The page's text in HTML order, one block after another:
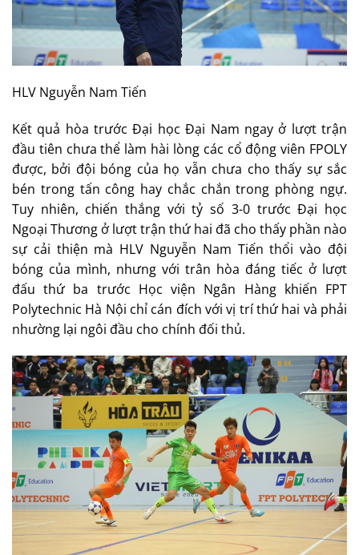
HLV Nguyễn Nam Tiến
Kết quả hòa trước Đại học Đại Nam ngay ở lượt trận
đầu tiên chưa thể làm hài lòng các cổ động viên FPOLY
được, bởi đội bóng của họ vẫn chưa cho thấy sự sắc
bén trong tấn công hay chắc chắn trong phòng ngự.
Tuy nhiên, chiến thắng với tỷ số 3-0 trước Đại học
Ngoại Thương ở lượt trận thứ hai đã cho thấy phần nào
sự cải thiện mà HLV Nguyễn Nam Tiến thổi vào đội
bóng của mình, nhưng với trân hòa đáng tiếc ở lượt
đấu thứ ba trước Học viện Ngân Hàng khiến FPT
Polytechnic Hà Nội chỉ cán đích với vị trí thứ hai và phải
nhường lại ngôi đầu cho chính đối thủ.